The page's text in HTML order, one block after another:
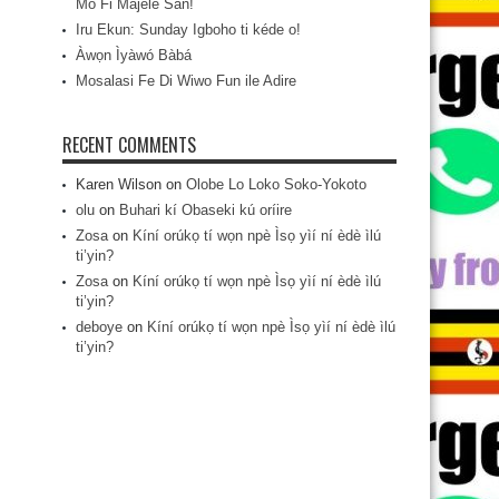
Mo Fi Májèlé San!
Iru Ekun: Sunday Igboho ti kéde o!
Àwọn Ìyàwó Bàbá
Mosalasi Fe Di Wiwo Fun ile Adire
RECENT COMMENTS
Karen Wilson on Olobe Lo Loko Soko-Yokoto
olu on Buhari kí Obaseki kú oríire
Zosaon Kíní orúkọ tí wọn npè Ìsọ yìí ní èdè ìlú
ti’yin?
Zosaon Kíní orúkọ tí wọn npè Ìsọ yìí ní èdè ìlú
ti’yin?
deboye on Kíní orúkọ tí wọn npè Ìsọ yìí ní èdè ìlú
ti’yin?